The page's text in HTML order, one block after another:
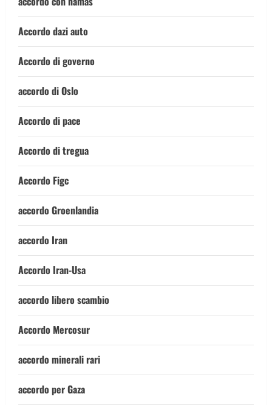
Accordo dazi auto
Accordo di governo
accordo di Oslo
Accordo di pace
Accordo di tregua
Accordo Figc
accordo Groenlandia
accordo Iran
Accordo Iran-Usa
accordo libero scambio
Accordo Mercosur
accordo minerali rari
accordo per Gaza